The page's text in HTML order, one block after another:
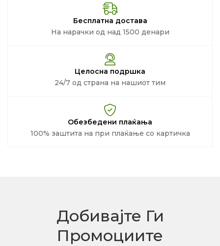
Бесплатна достава
На нарачки од над 1500 денари
Целосна подршка
24/7 од страна на нашиот тим
Обезбедени плаќања
100% заштита на при плаќање со картичка
Добивајте Ги
Промоциите